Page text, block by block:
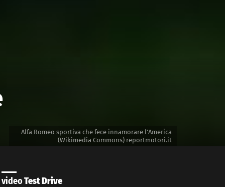
Alfa Romeo sportiva che fece innamorare l'America
(Wikimedia Commons) reportmotori.it
videoTest Drive